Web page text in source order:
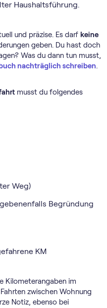
Haushaltsführung.
und präzise. Es darf keine
geben. Du hast doch
Was du dann tun musst,
nachträglich schreiben.
musst du folgendes
Weg)
Begründung
KM
Kilometerangaben im
zwischen Wohnung
Notiz, ebenso bei